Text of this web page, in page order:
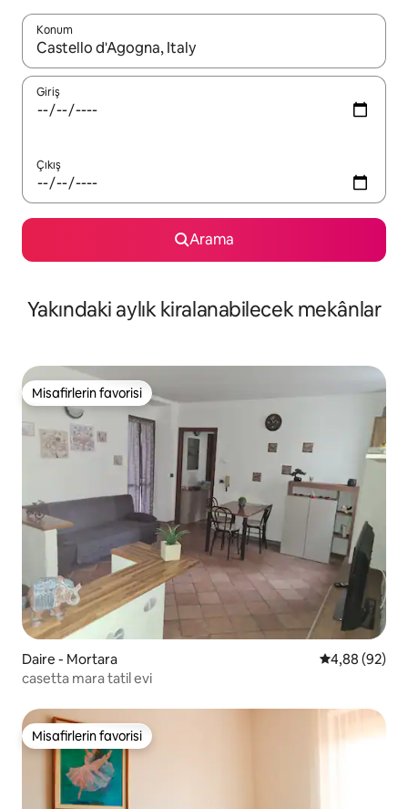
Konum
Sonuçlar kullanılabilir olduğunda yukarı ve aşağı oklarıyla
Giriş
Çıkış
Arama
Yakındaki aylık kiralanabilecek mekânlar
Misafirlerin favorisi
Misafirlerin favorisi
Daire - Mortara 5 üzerinden
4,88 (92)
casetta mara tatil evi
Misafirlerin favorisi
Misafirlerin favorisi